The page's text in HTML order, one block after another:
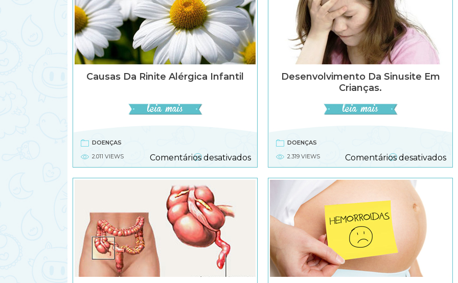
Causas Da Rinite Alérgica Infantil
DOENÇAS
2.011 VIEWS
Comentários desativadosem
Causas
da
Desenvolvimento Da Sinusite Em
Crianças.
DOENÇAS
2.319 VIEWS
Comentários desativadosem
da